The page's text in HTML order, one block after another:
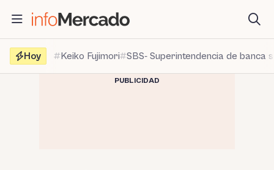
contenido
Hoy
Keiko Fujimori SBS- Superintendencia de banca
PUBLICIDAD